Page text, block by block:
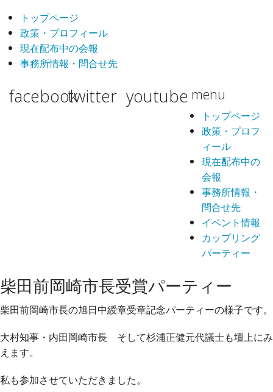
トップページ
政策・プロフィール
現在配布中の会報
事務所情報・問合せ先
facebooktwitter youtube menu
トップページ
政策・プロフ
ィール
現在配布中の
会報
事務所情報・
問合せ先
イベント情報
カップリング
パーティー
柴田前岡崎市長受賞パーティー
柴田前岡崎市長の旭日中綬章受章記念パーティーの様子です。
大村知事・内田岡崎市長 そして杉浦正健元代議士も壇上にみ
えます。
私も参加させていただきました。